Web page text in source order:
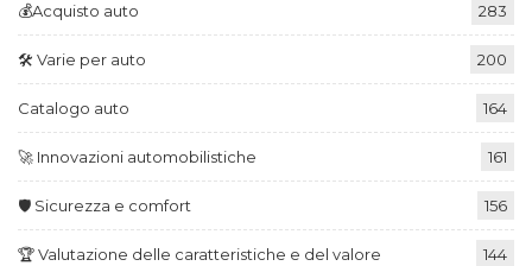
💰Acquisto auto 283
🛠️ Varie per auto 200
Catalogo auto 164
🚀 Innovazioni automobilistiche 161
🛡️ Sicurezza e comfort 156
🏆 Valutazione delle caratteristiche e del valore 144